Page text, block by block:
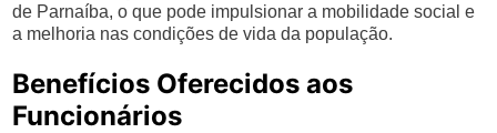
de Parnaíba, o que pode impulsionar a mobilidade social e
a melhoria nas condições de vida da população.
Benefícios Oferecidos aos
Funcionários